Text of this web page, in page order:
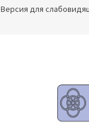
Версия для